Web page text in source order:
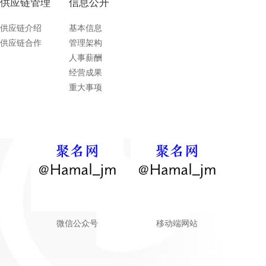
供应链管理
供应链介绍
供应链合作
信息公开
基本信息
管理架构
人事薪酬
经营成果
重大事项
微信公众号 移动端网站